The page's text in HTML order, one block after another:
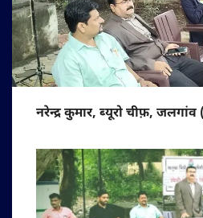
नरेन्द्र कुमार, ब्यूरो चीफ़, जलगांव